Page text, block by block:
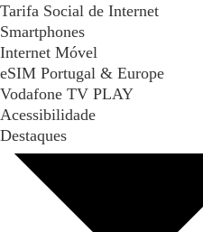
Tarifa Social de Internet
Smartphones
Internet Móvel
eSIM Portugal & Europe
Vodafone TV PLAY
Acessibilidade
Destaques